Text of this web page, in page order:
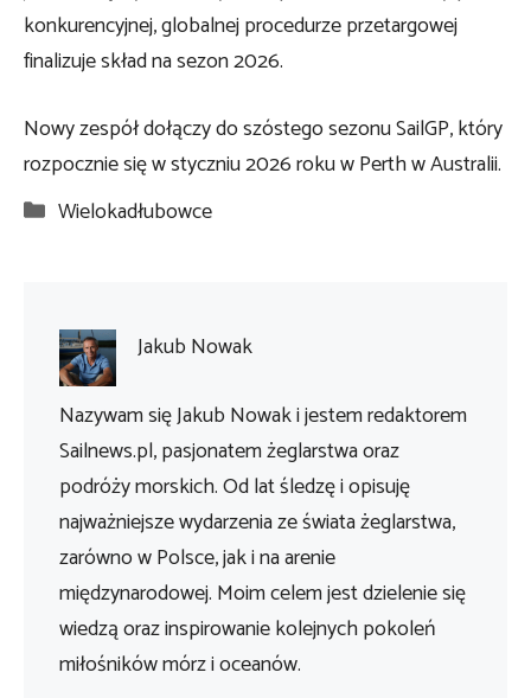
konkurencyjnej, globalnej procedurze przetargowej
finalizuje skład na sezon 2026.
Nowy zespół dołączy do szóstego sezonu SailGP, który
rozpocznie się w styczniu 2026 roku w Perth w Australii.
Kategorie
Wielokadłubowce
Jakub Nowak
Nazywam się Jakub Nowak i jestem redaktorem
Sailnews.pl, pasjonatem żeglarstwa oraz
podróży morskich. Od lat śledzę i opisuję
najważniejsze wydarzenia ze świata żeglarstwa,
zarówno w Polsce, jak i na arenie
międzynarodowej. Moim celem jest dzielenie się
wiedzą oraz inspirowanie kolejnych pokoleń
miłośników mórz i oceanów.